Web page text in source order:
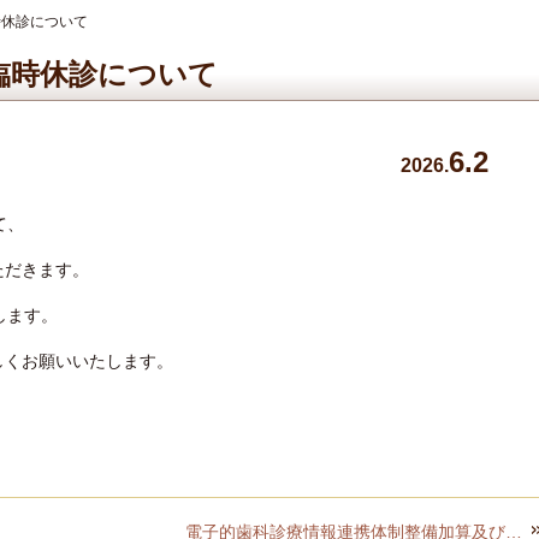
診について
時休診について
2026.6.2
きます。
す。
お願いいたします。